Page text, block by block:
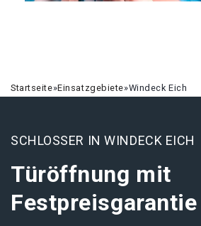
Startseite»Einsatzgebiete»Windeck Eich
SCHLOSSER IN WINDECK EICH
Türöffnung mit
Festpreisgarantie